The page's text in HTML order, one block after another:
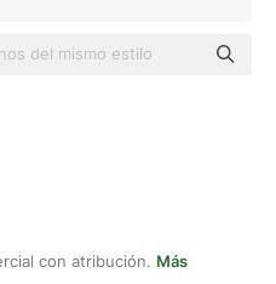
Outline
con atribución. Más